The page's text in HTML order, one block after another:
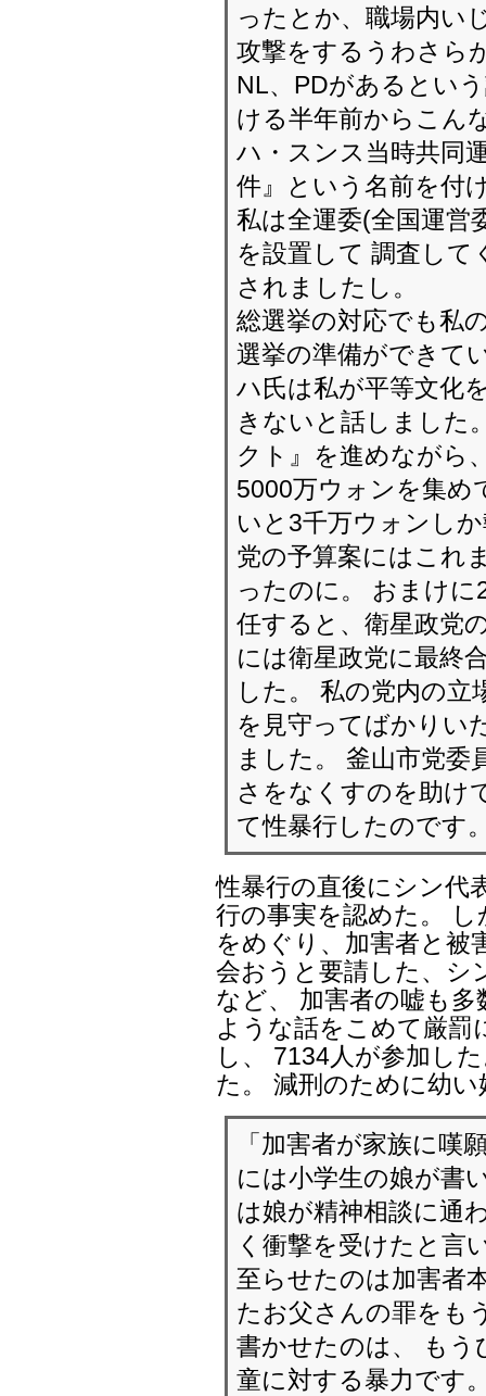
ったとか、職場内い
攻撃をするうわさら
NL、PDがあるとい
ける半年前からこん
ハ・スンス当時共同
件』という名前を付
私は全運委(全国運営
を設置して 調査し
されましたし。
総選挙の対応でも私
選挙の準備ができて
ハ氏は私が平等文化
きないと話しました
クト』を進めながら
5000万ウォンを集め
いと3千万ウォンし
党の予算案にはこれ
ったのに。 おまけに
任すると、衛星政党
には衛星政党に最終
した。 私の党内の
を見守ってばかりい
ました。 釜山市党委
さをなくすのを助け
て性暴行したのです
性暴行の直後にシン代
行の事実を認めた。
をめぐり、加害者と被
会おうと要請した、シ
など、 加害者の嘘も
ような話をこめて厳罰
し、 7134人が参加し
た。 減刑のために幼
「加害者が家族に嘆
には小学生の娘が書
は娘が精神相談に通
く衝撃を受けたと言
至らせたのは加害者
たお父さんの罪をも
書かせたのは、 もう
童に対する暴力です